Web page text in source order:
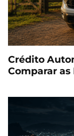
Crédito
Comparar